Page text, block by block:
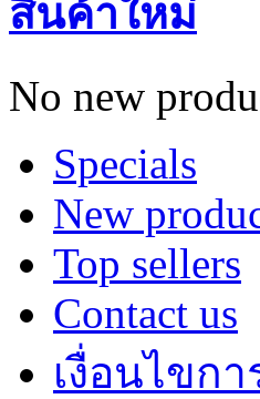
สินค้าใหม่
No new
Specials
New
Top sellers
Contact us
เงื่อนไขกา